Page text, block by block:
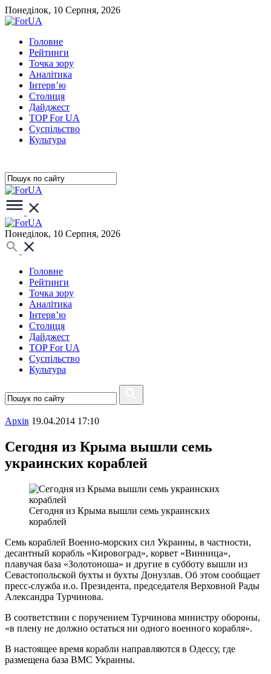
Понеділок, 10 Серпня, 2026
Головне
Рейтинги
Точка зору
Аналітика
Інтерв’ю
Столиця
Дайджест
TOP For UA
Суспiльство
Культура
Понеділок, 10 Серпня, 2026
Головне
Рейтинги
Точка зору
Аналітика
Інтерв’ю
Столиця
Дайджест
TOP For UA
Суспiльство
Культура
Архiв 19.04.2014 17:10
Сегодня из Крыма вышли семь
украинских кораблей
Сегодня из Крыма вышли семь украинских
кораблей
Семь кораблей Военно-морских сил Украины, в частности,
десантный корабль «Кировоград», корвет «Винница»,
плавучая база «Золотоноша» и другие в субботу вышли из
Севастопольской бухты и бухты Донузлав. Об этом сообщает
пресс-служба и.о. Президента, председателя Верховной Рады
Александра Турчинова.
В соответствии с поручением Турчинова министру обороны,
«в плену не должно остаться ни одного военного корабля».
В настоящее время корабли направляются в Одессу, где
размещена база ВМС Украины.